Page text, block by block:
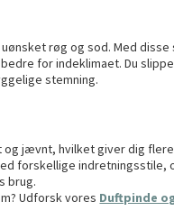
røg og sod. Med
for indeklimaet. Du
stemning.
jævnt, hvilket giver dig
forskellige indretningsstile,
brug.
Udforsk vores Duftpinde